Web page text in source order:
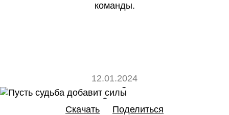
команды.
12.01.2024
0
Скачать
Поделиться